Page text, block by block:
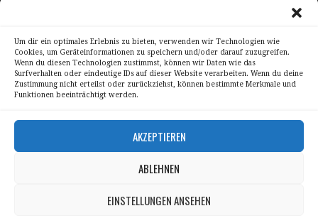
Um dir ein optimales Erlebnis zu bieten, verwenden wir Technologien wie
Cookies, um Geräteinformationen zu speichern und/oder darauf zuzugreifen.
Wenn du diesen Technologien zustimmst, können wir Daten wie das
Surfverhalten oder eindeutige IDs auf dieser Website verarbeiten. Wenn du deine
Zustimmung nicht erteilst oder zurückziehst, können bestimmte Merkmale und
Funktionen beeinträchtigt werden.
AKZEPTIEREN
ABLEHNEN
EINSTELLUNGEN ANSEHEN
Drum Scan Service
Sitemap Page
Alle Bilder unterliegen dem Urheberrecht von
All pictures © 2008 – 2026 by